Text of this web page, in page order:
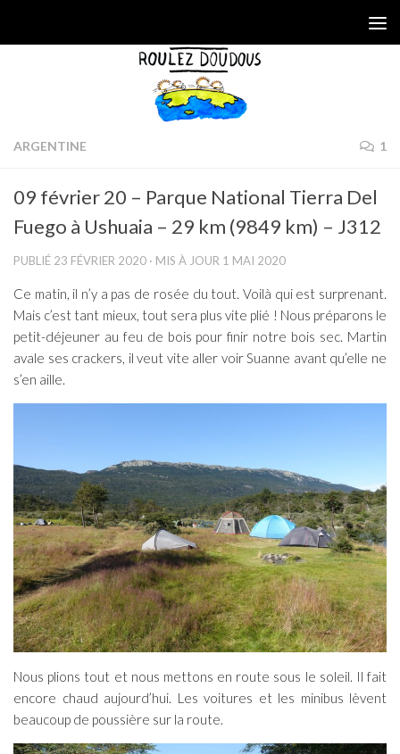
ARGENTINE 1
09 février 20 – Parque National Tierra Del
Fuego à Ushuaia – 29 km (9849 km) – J312
PUBLIÉ 23 FÉVRIER 2020 · MIS À JOUR 1 MAI 2020
Ce matin, il n’y a pas de rosée du tout. Voilà qui est surprenant.
Mais c’est tant mieux, tout sera plus vite plié ! Nous préparons le
petit-déjeuner au feu de bois pour finir notre bois sec. Martin
avale ses crackers, il veut vite aller voir Suanne avant qu’elle ne
s’en aille.
Nous plions tout et nous mettons en route sous le soleil. Il fait
encore chaud aujourd’hui. Les voitures et les minibus lèvent
beaucoup de poussière sur la route.